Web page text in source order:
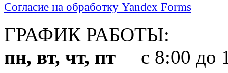
Согласие на обработку Yandex Forms
ГРАФИК РАБОТЫ:
пн, вт, чт, пт с 8:00 до